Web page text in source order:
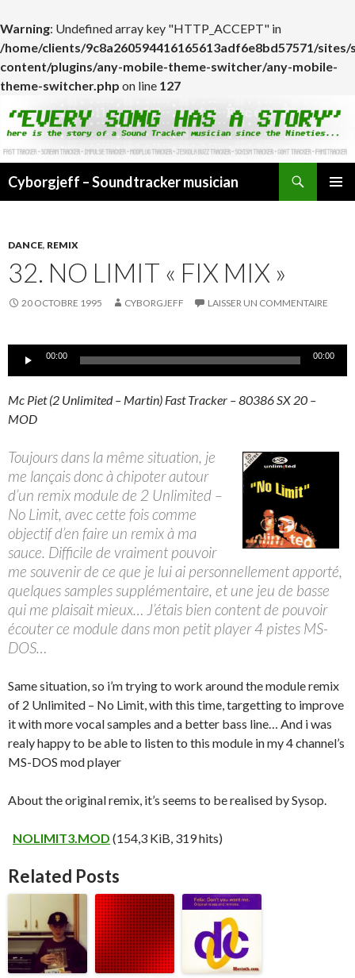
Warning: Undefined array key "HTTP_ACCEPT" in
/home/clients/9c8a260594416165613adf6e8bd57571/
content/plugins/any-mobile-theme-switcher/any-mobile-
theme-switcher.php on line 127
Cyborgjeff – Soundtracker musician
DANCE, REMIX
32. NO LIMIT « FIX MIX »
20 OCTOBRE 1995 CYBORGJEFF LAISSER UN COMMENTAIRE
Lecteur00:00 00:00
Mc Piet (2 Unlimited – Martin) Fast Tracker – 80386 SX 20 –
MOD
Toujours dans la même situation, je
me lançais donc à chipoter autour
d’un remix module de 2 Unlimited –
No Limit, avec cette fois comme
objectif d’en faire un remix à ma
sauce. Difficile de vraiment pouvoir
me souvenir de ce que je lui ai personnellement apporté,
quelques samples supplémentaire, et une jeu de basse
qui me plaisait mieux… J’étais bien content de pouvoir
écouter ce module dans mon petit player 4 pistes MS-
DOS…
Same situation, so i’m trying to work around the module remix
of 2 Unlimited – No Limit, with this time, targetting to improve
it with more vocal samples and a better bass line… And i was
realy happy to be able to listen to this module in my 4 channel’s
MS-DOS mod player
About the original remix, it’s seems to be realised by Sysop.
NOLIMIT3.MOD (154,3 KiB, 319 hits)
Related Posts